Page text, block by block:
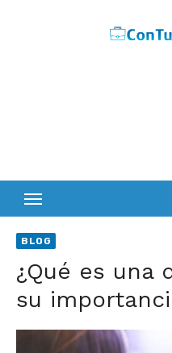
BLOG
¿Qué es una
su